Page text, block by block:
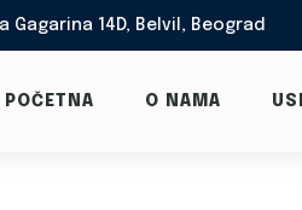
Gagarina 14D, Belvil, Beograd
POČETNA O NAMA